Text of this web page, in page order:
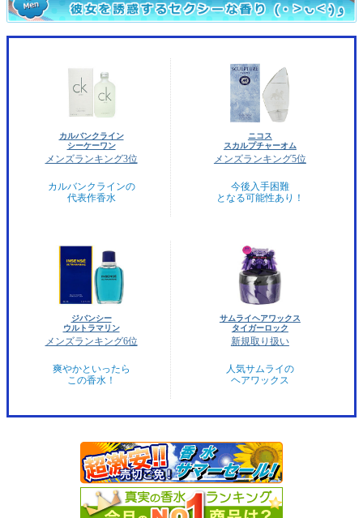
カルバンクライン
シーケーワン
メンズランキング3位
カルバンクラインの
代表作香水
ニコス
スカルプチャーオム
メンズランキング5位
今後入手困難
となる可能性あり！
ジバンシー
ウルトラマリン
メンズランキング6位
爽やかといったら
この香水！
サムライヘアワックス
タイガーロック
新規取り扱い
人気サムライの
ヘアワックス